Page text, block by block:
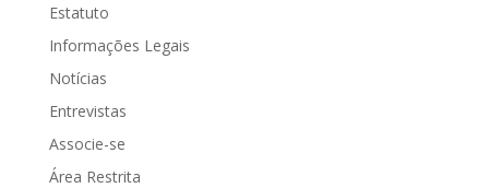
Estatuto
Informações Legais
Notícias
Entrevistas
Associe-se
Área Restrita